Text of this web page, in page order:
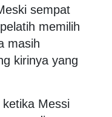
sempat
memilih
masih
kirinya yang
Messi